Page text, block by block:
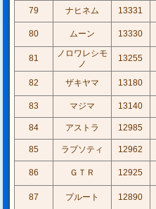
79 ナヒネム 13331
80 ムーン 13330
81
ノロワレシモ
ノ
13255
82 ザキヤマ 13180
83
マジマ 13140
84 アストラ 12985
85 ラプソティ 12962
86 ＧＴＲ 12925
87
プルート 12890